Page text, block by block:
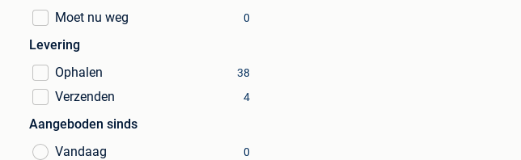
Moet nu weg
0
Levering
Ophalen
38
Verzenden 4
Aangeboden sinds
Vandaag
0